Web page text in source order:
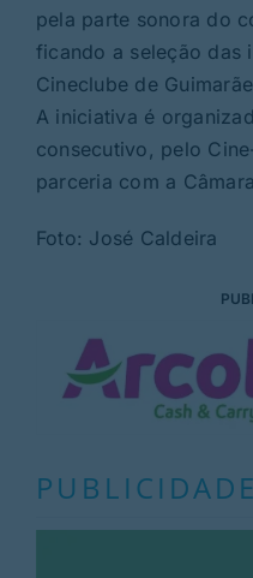
pela parte sonora do
ficando a seleção das
Cineclube de
A iniciativa é
consecutivo, pelo
parceria com a
Foto: José Caldeira
PUBLICIDADE